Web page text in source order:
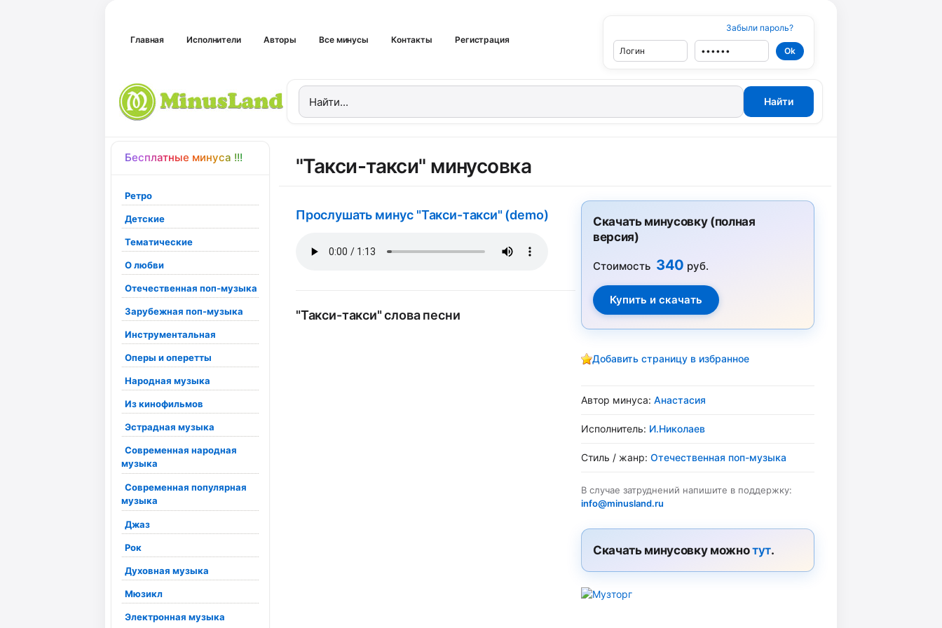
Главная Исполнители Авторы Все минусы Контакты Регистрация
Забыли пароль?
Бесплатные минуса !!!
Ретро
Детские
Тематические
О любви
Отечественная поп-музыка
Зарубежная поп-музыка
Инструментальная
Оперы и оперетты
Народная музыка
Из кинофильмов
Эстрадная музыка
Современная народная
музыка
Современная популярная
музыка
Джаз
Рок
Духовная музыка
Мюзикл
Электронная музыка
"Такси-такси" минусовка
Прослушать минус "Такси-такси" (demo)
"Такси-такси" слова песни
Скачать минусовку (полная
версия)
Стоимость 340 руб.
Добавить страницу в избранное
Автор минуса: Анастасия
Исполнитель: И.Николаев
Стиль / жанр: Отечественная поп-музыка
В случае затруднений напишите в поддержку:
info@minusland.ru
Скачать минусовку можнотут.